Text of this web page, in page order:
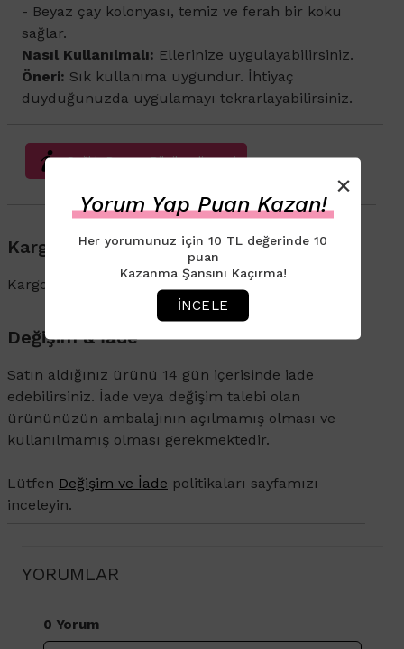
- Beyaz çay kolonyası, temiz ve ferah bir koku
sağlar.
Nasıl Kullanılmalı: Ellerinize uygulayabilirsiniz.
Öneri: Sık kullanıma uygundur. İhtiyaç
duyduğunuzda uygulamayı tekrarlayabilirsiniz.
Sağlık Beyanı Bilgilendirmesi
Kargo & Teslimat
Kargo ve İade süreçleriyle ilgili bilgi için
Değişim & İade
Satın aldığınız ürünü 14 gün içerisinde iade
edebilirsiniz. İade veya değişim talebi olan
ürününüzün ambalajının açılmamış olması ve
kullanılmamış olması gerekmektedir.
Lütfen Değişim ve İade politikaları sayfamızı
inceleyin.
YORUMLAR
0 Yorum
×
Yorum Yap Puan Kazan!
Her yorumunuz için 10 TL değerinde 10
puan
Kazanma Şansını Kaçırma!
İNCELE